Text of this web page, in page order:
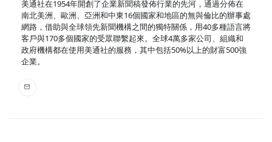
美通社在1954年開創了企業新聞稿發佈行業的先河，通過分佈在
南北美洲、歐洲、亞洲和中東16個國家和地區的無與倫比的辦事處
網路，借助與全球領先新聞機構之間的獨特關係，用40多種語言將
客戶與170多個國家的受眾聯繫起來。全球4萬多家公司、組織和
政府機構都在使用美通社的服務，其中包括50%以上的財富500強
企業。